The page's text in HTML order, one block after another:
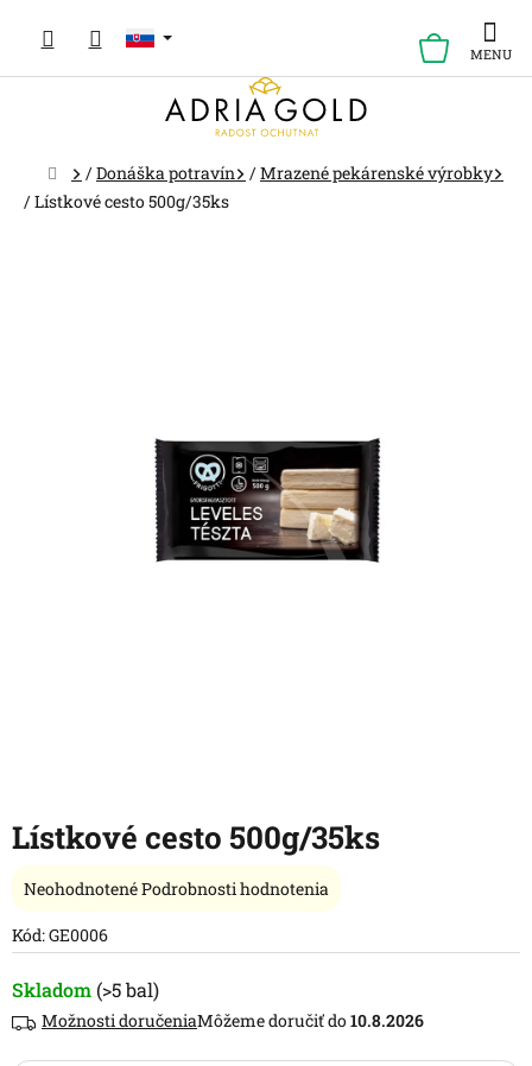
obsah
KOŠÍK
Domov
/Donáška potravín /Mrazené pekárenské výrobky
/Lístkové cesto 500g/35ks
Lístkové cesto 500g/35ks
Kód:GE0006
Skladom (>5 bal)
10.8.2026
Možnosti doručenia
Priemerné
produktu
je
0,0
z
5
NeohodnotenéPodrobnosti hodnotenia